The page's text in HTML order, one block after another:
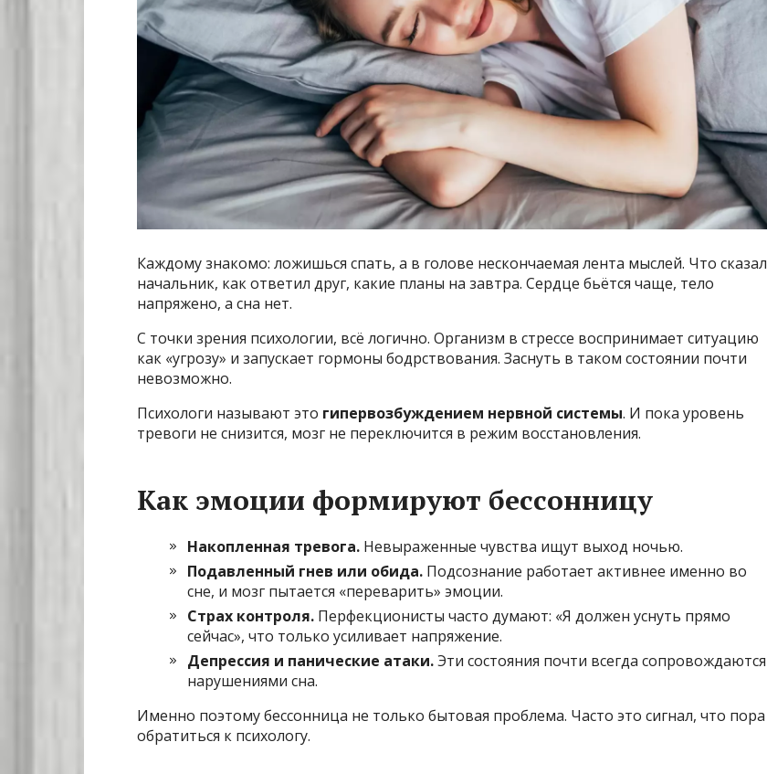
Каждому знакомо: ложишься спать, а в голове нескончаемая лента мыслей. Что сказал
начальник, как ответил друг, какие планы на завтра. Сердце бьётся чаще, тело
напряжено, а сна нет.
С точки зрения психологии, всё логично. Организм в стрессе воспринимает ситуацию
как «угрозу» и запускает гормоны бодрствования. Заснуть в таком состоянии почти
невозможно.
Психологи называют это гипервозбуждением нервной системы. И пока уровень
тревоги не снизится, мозг не переключится в режим восстановления.
Как эмоции формируют бессонницу
Накопленная тревога. Невыраженные чувства ищут выход ночью.
Подавленный гнев или обида. Подсознание работает активнее именно во
сне, и мозг пытается «переварить» эмоции.
Страх контроля. Перфекционисты часто думают: «Я должен уснуть прямо
сейчас», что только усиливает напряжение.
Депрессия и панические атаки.Эти состояния почти всегда сопровождаются
нарушениями сна.
Именно поэтому бессонница не только бытовая проблема. Часто это сигнал, что пора
обратиться к психологу.